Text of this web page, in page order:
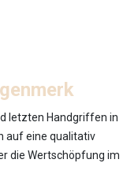
letzten Handgriffen in
auf eine qualitativ
die Wertschöpfung im